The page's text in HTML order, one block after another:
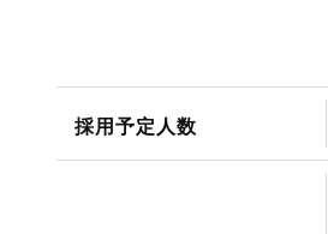
採用予定人数